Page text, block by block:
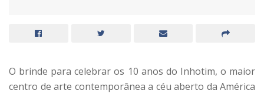
O brinde para celebrar os 10 anos do Inhotim, o maior
centro de arte contemporânea a céu aberto da América